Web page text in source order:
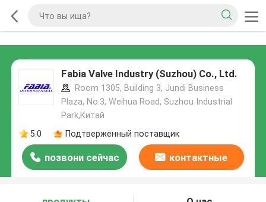
Fabia Valve Industry (Suzhou) Co., Ltd.
Room 1305, Building 3, Jundi Business
Plaza, No.3, Weihua Road, Suzhou Industrial
Park,Китай
5.0
Подтверженный поставщик
позвони сейчас контактные